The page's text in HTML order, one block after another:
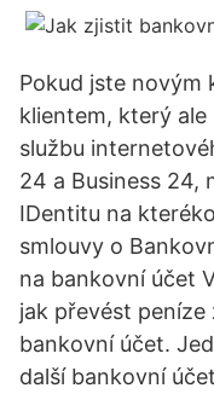
Pokud jste novým
klientem, který ale
službu
24 a Business 24,
IDentitu na
smlouvy o
na bankovní účet
jak převést peníze
bankovní účet.
další bankovní